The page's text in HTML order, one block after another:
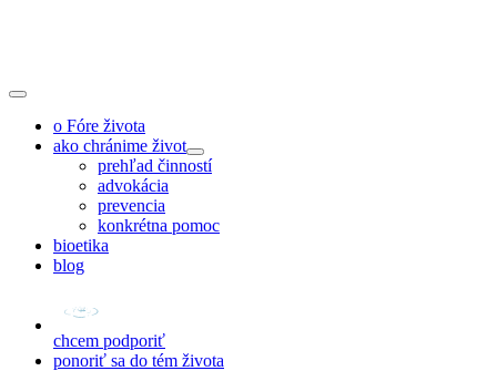
Toggle
Navigationo Fóre života
ako chránime život
prehľad činností
advokácia
prevencia
konkrétna pomoc
bioetika
blog
chcem podporiť
ponoriť sa do tém života